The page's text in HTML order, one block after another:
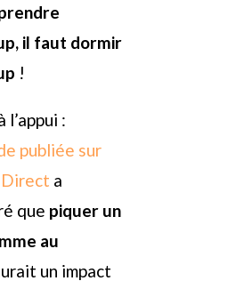
il faut dormir
!
l’appui :
publiée sur
Direct a
que piquer un
au
un impact